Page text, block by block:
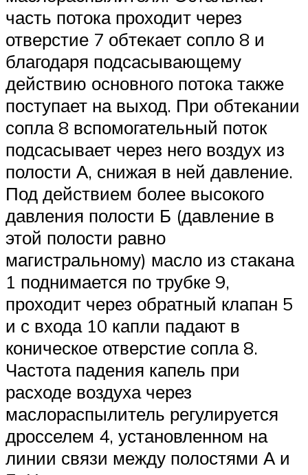
часть потока проходит через
отверстие 7 обтекает сопло 8 и
благодаря подсасывающему
действию основного потока также
поступает на выход. При обтекании
сопла 8 вспомогательный поток
подсасывает через него воздух из
полости А, снижая в ней давление.
Под действием более высокого
давления полости Б (давление в
этой полости равно
магистральному) масло из стакана
1 поднимается по трубке 9,
проходит через обратный клапан 5
и с входа 10 капли падают в
коническое отверстие сопла 8.
Частота падения капель при
расходе воздуха через
маслораспылитель регулируется
дросселем 4, установленном на
линии связи между полостями А и